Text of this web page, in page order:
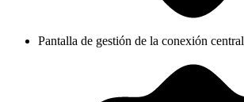
Pantalla de gestión de la conexión central